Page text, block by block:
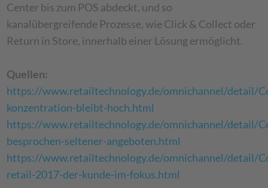
Center bis zum POS abdeckt, und so
kanalübergreifende Prozesse, wie Click & Collect oder
Return in Store, innerhalb einer Lösung ermöglicht.
Quellen:
https://www.retailtechnology.de/omnichannel/detail/
konzentration-bleibt-hoch.html
https://www.retailtechnology.de/omnichannel/detail/
besprochen-seltener-angeboten.html
https://www.retailtechnology.de/omnichannel/detail/
retail-2017-der-kunde-im-fokus.html